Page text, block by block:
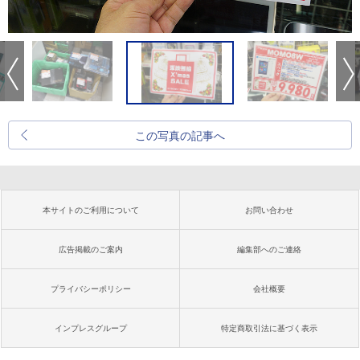
この写真の記事へ
本サイトのご利用について お問い合わせ
広告掲載のご案内 編集部へのご連絡
プライバシーポリシー 会社概要
インプレスグループ 特定商取引法に基づく表示